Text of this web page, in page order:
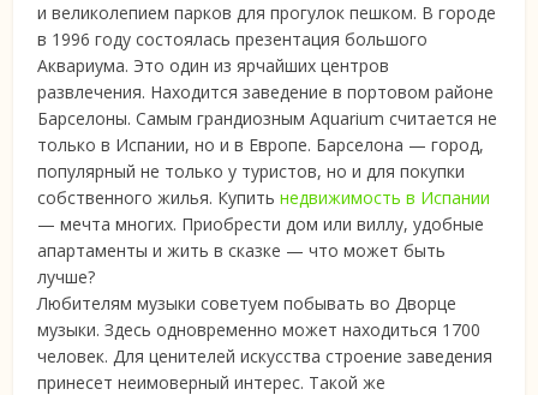
и великолепием парков для прогулок пешком. В городе
в 1996 году состоялась презентация большого
Аквариума. Это один из ярчайших центров
развлечения. Находится заведение в портовом районе
Барселоны. Самым грандиозным Aquarium считается не
только в Испании, но и в Европе. Барселона — город,
популярный не только у туристов, но и для покупки
собственного жилья. Купитьнедвижимость в Испании
— мечта многих. Приобрести дом или виллу, удобные
апартаменты и жить в сказке — что может быть
лучше?
Любителям музыки советуем побывать во Дворце
музыки. Здесь одновременно может находиться 1700
человек. Для ценителей искусства строение заведения
принесет неимоверный интерес. Такой же